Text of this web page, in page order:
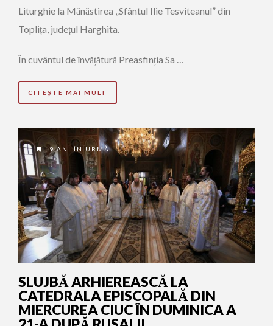
Liturghie la Mănăstirea „Sfântul Ilie Tesviteanul” din
Toplița, județul Harghita.
În cuvântul de învățătură Preasfinția Sa …
CITEȘTE MAI MULT
9 ANI ÎN URMĂ
SLUJBĂ ARHIEREASCĂ LA
CATEDRALA EPISCOPALĂ DIN
MIERCUREA CIUC ÎN DUMINICA A